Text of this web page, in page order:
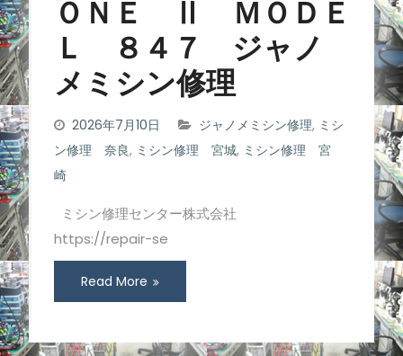
ＯＮＥ Ⅱ ＭＯＤＥ
Ｌ ８４７ ジャノ
メミシン修理
2026年7月10日 ジャノメミシン修理, ミシ
ン修理 奈良, ミシン修理 宮城, ミシン修理 宮
崎
ミシン修理センター株式会社
https://repair-se
Read More